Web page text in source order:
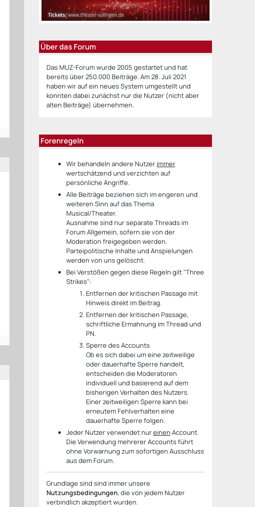
Über das Forum
Das MUZ-Forum wurde 2005 gestartet und hat
bereits über 250.000 Beiträge. Am 28. Juli 2021
haben wir auf ein neues System umgestellt und
konnten dabei zunächst nur die Nutzer (nicht aber
alten Beiträge) übernehmen.
Forenregeln
Wir behandeln andere Nutzer immer
wertschätzend und verzichten auf
persönliche Angriffe.
Alle Beiträge beziehen sich im engeren und
weiteren Sinn auf das Thema
Musical/Theater.
Ausnahme sind nur separate Threads im
Forum Allgemein, sofern sie von der
Moderation freigegeben werden.
Parteipolitische Inhalte und Anspielungen
werden von uns gelöscht.
Bei Verstößen gegen diese Regeln gilt "Three
Strikes":
Entfernen der kritischen Passage mit
Hinweis direkt im Beitrag.
Entfernen der kritischen Passage,
schriftliche Ermahnung im Thread und
PN.
Sperre des Accounts
Ob es sich dabei um eine zeitweilige
oder dauerhafte Sperre handelt,
entscheiden die Moderatoren
individuell und basierend auf dem
bisherigen Verhalten des Nutzers.
Einer zeitweiligen Sperre kann bei
erneutem Fehlverhalten eine
dauerhafte Sperre folgen.
Jeder Nutzer verwendet nureinen Account.
Die Verwendung mehrerer Accounts führt
ohne Vorwarnung zum sofortigen Ausschluss
aus dem Forum.
Grundlage sind sind immer unsere
Nutzungsbedingungen, die von jedem Nutzer
verbindlich akzeptiert wurden.